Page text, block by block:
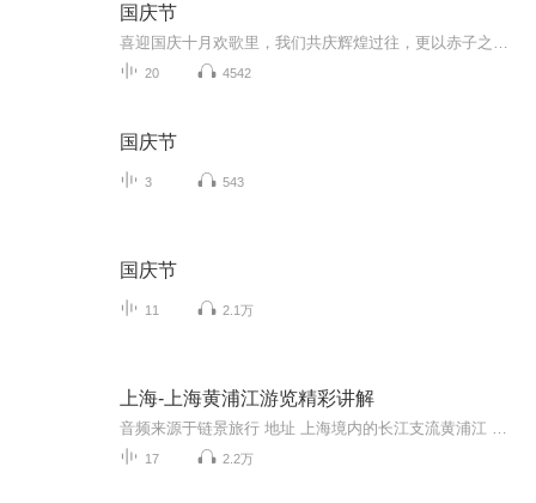
国庆节
20 4542
国庆节
3 543
国庆节
11 2.1万
上海-上海黄浦江游览精彩讲解
17 2.2万